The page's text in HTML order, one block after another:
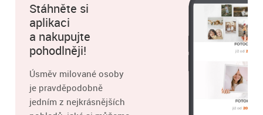
Stáhněte si
aplikaci
a nakupujte
pohodlněji!
Úsměv milované osoby
je pravděpodobně
jedním z nejkrásnějších